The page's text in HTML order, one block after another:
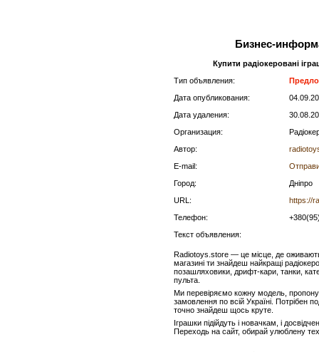
Бизнес-
Купити радіокеровані
Тип объявления:
Дата опубликования:
Дата удаления:
Организация:
Автор:
E-mail:
Город:
Дніпро
URL:
https://
Телефон:
Текст объявления:
Radiotoys.store — це місце, де оживають
магазині ти знайдеш найкращі
позашляховики, дрифт-кари, танки,
пульта.
Ми перевіряємо кожну модель,
замовлення по всій Україні. Потрібен
точно знайдеш щось круте.
Іграшки підійдуть і новачкам, і
Переходь на сайт, обирай улюблену